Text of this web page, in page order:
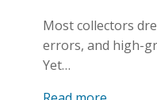
Most collectors
errors, and high-
Yet…